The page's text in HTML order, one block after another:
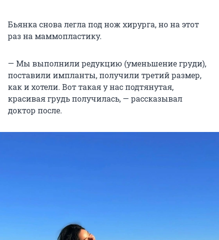
Бьянка снова легла под нож хирурга, но на этот
раз на маммопластику.
— Мы выполнили редукцию (уменьшение груди),
поставили импланты, получили третий размер,
как и хотели. Вот такая у нас подтянутая,
красивая грудь получилась, — рассказывал
доктор после.